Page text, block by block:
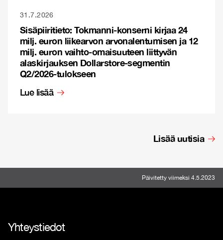
31.7.2026
Sisäpiiritieto: Tokmanni-konserni kirjaa 24
milj. euron liikearvon arvonalentumisen ja 12
milj. euron vaihto-omaisuuteen liittyvän
alaskirjauksen Dollarstore-segmentin
Q2/2026-tulokseen
Lue lisää
Lisää uutisia
Päivitetty viimeksi 4.5.2023
Yhteystiedot